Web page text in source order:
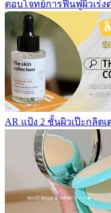
ตอบโจทย์การฟื้นฟูผิวเร่ง
AR แป้ง 2 ชั้นผิวเป๊ะกลิต